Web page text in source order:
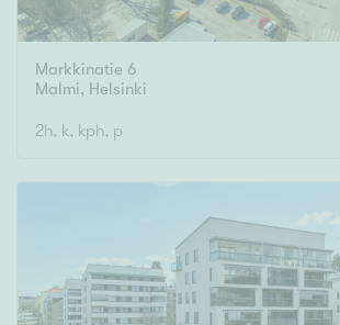
Markkinatie 6
Malmi, Helsinki
2h, k, kph, p